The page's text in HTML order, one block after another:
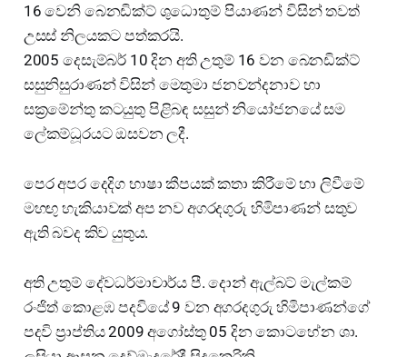
16 වෙනි බෙනඩික්ට් ශුධොතුම් පියාණන් විසින් තවත්
උසස් නිලයකට පත්කරයි.
2005 දෙසැම්බර් 10 දින අති උතුම් 16 වන බෙනඩික්ට්
සසුනිසුරාණන් විසින් මෙතුමා ජනවන්දනාව හා
සක්‍රමේන්තු කටයුතු පිළිබඳ සසුන් නියෝජනයේ සම
ලේකම්ධූරයට ඔසවන ලදී.
පෙර අපර දෙදිග භාෂා කීපයක් කතා කිරීමේ හා ලිවීමේ
මහඟු හැකියාවක් අප නව අගරදගුරු හිමිපාණන් සතුව
ඇති බවද කිව යුතුය.
අති උතුම් දේවධර්මාචාර්ය පී. දොන් ඇල්බට් මැල්කම්
රංජිත් කොළඹ පදවියේ 9 වන අගරදගුරු හිමිපාණන්ගේ
පදවි ප්‍රාප්තිය 2009 අගෝස්තු 05 දින කොටහේන ශා.